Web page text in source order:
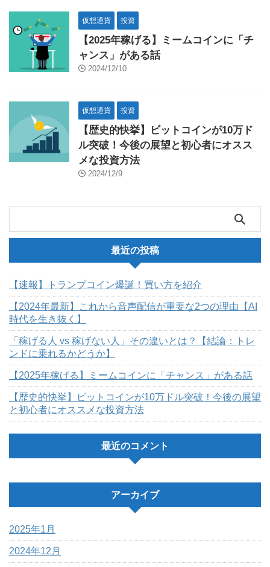
仮想通貨 投資
【2025年稼げる】ミームコインに「チ
ャンス」がある話
2024/12/10
仮想通貨 投資
【歴史的快挙】ビットコインが10万ド
ル突破！今後の展望と初心者にオスス
メな投資方法
2024/12/9
最近の投稿
【速報】トランプコイン爆誕！買い方を紹介
【2024年最新】これから音声配信が重要な2つの理由【AI
時代を生き抜く】
「稼げる人 vs 稼げない人」その違いとは？【結論：トレ
ンドに乗れるかどうか】
【2025年稼げる】ミームコインに「チャンス」がある話
【歴史的快挙】ビットコインが10万ドル突破！今後の展望
と初心者にオススメな投資方法
最近のコメント
アーカイブ
2025年1月
2024年12月